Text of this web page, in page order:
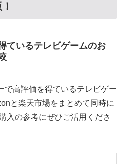
ているテレビゲームのお
で高評価を得ているテレビゲー
と楽天市場をまとめて同時に
入の参考にぜひご活用くださ